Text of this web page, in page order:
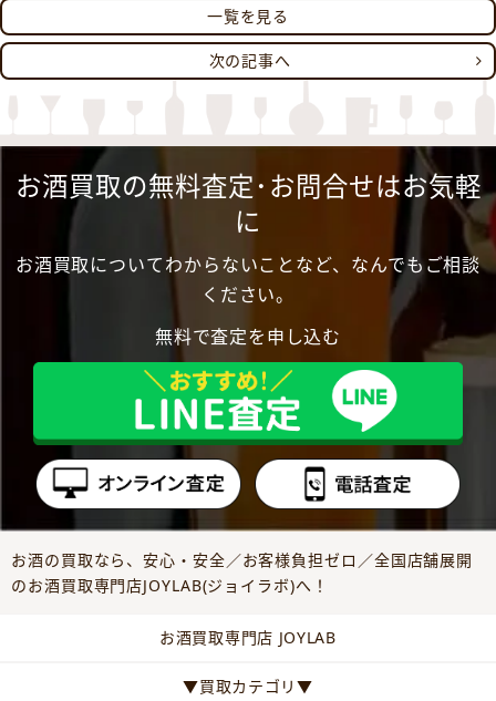
一覧を見る
次の記事へ
お酒買取の無料査定･お問合せはお気軽
に
お酒買取についてわからないことなど、なんでもご相談
ください。
無料で査定を申し込む
お酒の買取なら、安心・安全／お客様負担ゼロ／全国店舗展開
のお酒買取専門店JOYLAB(ジョイラボ)へ！
お酒買取専門店 JOYLAB
▼買取カテゴリ▼